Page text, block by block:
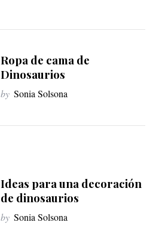
Ropa de cama de
Dinosaurios
by Sonia Solsona
Ideas para una decoración
de dinosaurios
by Sonia Solsona